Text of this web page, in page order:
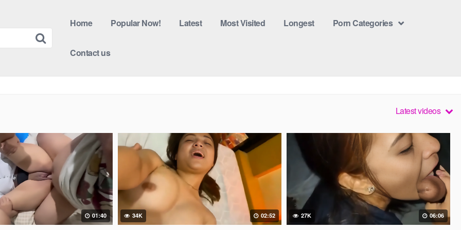
Home Popular Now! Latest Most Visited Longest Porn Categories
Contact us
Latest videos
01:40 34K 02:52 27K 06:06